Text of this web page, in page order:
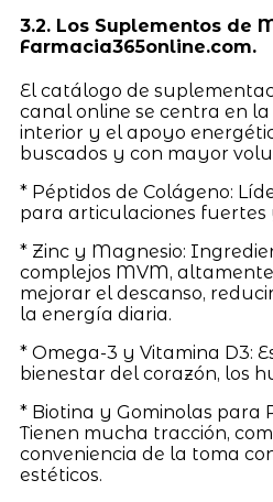
3.2. Los Suplementos de
Farmacia365online.com.
El catálogo de
canal online se centra en
interior y el apoyo
buscados y con mayor
* Péptidos de Colágeno:
para articulaciones fuertes
* Zinc y Magnesio:
complejos MVM,
mejorar el descanso,
la energía diaria.
* Omega-3 y Vitamina D3:
bienestar del corazón, los
* Biotina y Gominolas para
Tienen mucha tracción,
conveniencia de la toma
estéticos.